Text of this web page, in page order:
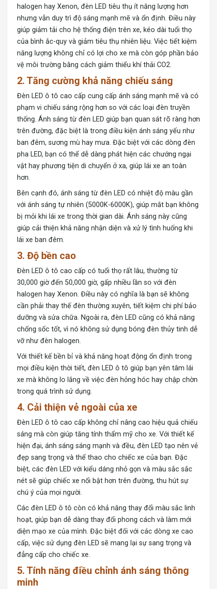
halogen hay Xenon, đèn LED tiêu thụ ít năng lượng hơn
nhưng vẫn duy trì độ sáng mạnh mẽ và ổn định. Điều này
giúp giảm tải cho hệ thống điện trên xe, kéo dài tuổi thọ
của bình ắc-quy và giảm tiêu thụ nhiên liệu. Việc tiết kiệm
năng lượng không chỉ có lợi cho xe mà còn góp phần bảo
vệ môi trường bằng cách giảm thiểu khí thải CO2.
2. Tăng cường khả năng chiếu sáng
Đèn LED ô tô cao cấp cung cấp ánh sáng mạnh mẽ và có
phạm vi chiếu sáng rộng hơn so với các loại đèn truyền
thống. Ánh sáng từ đèn LED giúp bạn quan sát rõ ràng hơn
trên đường, đặc biệt là trong điều kiện ánh sáng yếu như
ban đêm, sương mù hay mưa. Đặc biệt với các dòng đèn
pha LED, bạn có thể dễ dàng phát hiện các chướng ngại
vật hay phương tiện di chuyển ở xa, giúp lái xe an toàn
hơn.
Bên cạnh đó, ánh sáng từ đèn LED có nhiệt độ màu gần
với ánh sáng tự nhiên (5000K-6000K), giúp mắt bạn không
bị mỏi khi lái xe trong thời gian dài. Ánh sáng này cũng
giúp cải thiện khả năng nhận diện và xử lý tình huống khi
lái xe ban đêm.
3. Độ bền cao
Đèn LED ô tô cao cấp có tuổi thọ rất lâu, thường từ
30,000 giờ đến 50,000 giờ, gấp nhiều lần so với đèn
halogen hay Xenon. Điều này có nghĩa là bạn sẽ không
cần phải thay thế đèn thường xuyên, tiết kiệm chi phí bảo
dưỡng và sửa chữa. Ngoài ra, đèn LED cũng có khả năng
chống sốc tốt, vì nó không sử dụng bóng đèn thủy tinh dễ
vỡ như đèn halogen.
Với thiết kế bền bỉ và khả năng hoạt động ổn định trong
mọi điều kiện thời tiết, đèn LED ô tô giúp bạn yên tâm lái
xe mà không lo lắng về việc đèn hỏng hóc hay chập chờn
trong quá trình sử dụng.
4. Cải thiện vẻ ngoài của xe
Đèn LED ô tô cao cấp không chỉ nâng cao hiệu quả chiếu
sáng mà còn giúp tăng tính thẩm mỹ cho xe. Với thiết kế
hiện đại, ánh sáng sáng mạnh và đều, đèn LED tạo nên vẻ
đẹp sang trọng và thể thao cho chiếc xe của bạn. Đặc
biệt, các đèn LED với kiểu dáng nhỏ gọn và màu sắc sắc
nét sẽ giúp chiếc xe nổi bật hơn trên đường, thu hút sự
chú ý của mọi người.
Các đèn LED ô tô còn có khả năng thay đổi màu sắc linh
hoạt, giúp bạn dễ dàng thay đổi phong cách và làm mới
diện mạo xe của mình. Đặc biệt đối với các dòng xe cao
cấp, việc sử dụng đèn LED sẽ mang lại sự sang trọng và
đẳng cấp cho chiếc xe.
5. Tính năng điều chỉnh ánh sáng thông
minh